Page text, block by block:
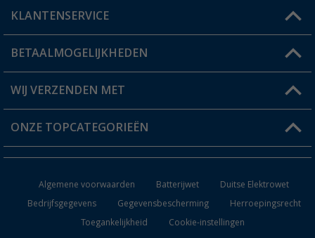
Mijn account
Status bestelling
Verlanglijstje
KLANTENSERVICE
FAQ & Contact
Verzendinformatie
Catalogus
BETAALMOGELIJKHEDEN
WIJ VERZENDEN MET
ONZE TOPCATEGORIEËN
Campingmeubilair
Algemene voorwaarden Batterijwet
Duitse Elektrowet
Bedrijfsgegevens
Gegevensbescherming
Herroepingsrecht
Toegankelijkheid
Cookie-instellingen